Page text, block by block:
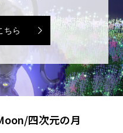
ちら
四次元の月